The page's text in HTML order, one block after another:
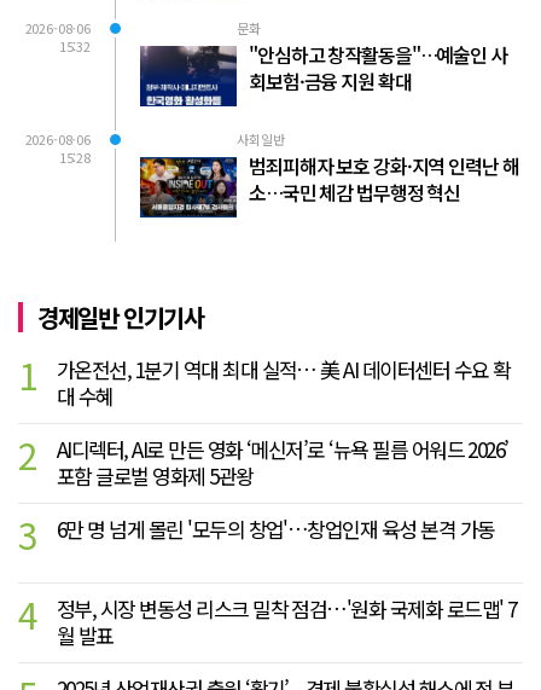
2026-08-06
15:32
문화
"안심하고 창작활동을"…예술인 사
회보험·금융 지원 확대
2026-08-06
15:28
사회일반
범죄피해자 보호 강화·지역 인력난 해
소…국민 체감 법무행정 혁신
경제일반 인기기사
1
가온전선, 1분기 역대 최대 실적… 美 AI 데이터센터 수요 확
대 수혜
2
AI디렉터, AI로 만든 영화 ‘메신저’로 ‘뉴욕 필름 어워드 2026’
포함 글로벌 영화제 5관왕
3 6만 명 넘게 몰린 '모두의 창업'…창업인재 육성 본격 가동
4
정부, 시장 변동성 리스크 밀착 점검…'원화 국제화 로드맵' 7
월 발표